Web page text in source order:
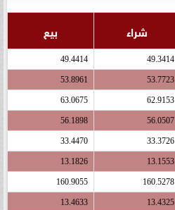
شراء بيع
49.3414
49.4414
53.7723
53.8961
62.9153
63.0675
56.0507
56.1898
33.3726
33.4470
13.1553
13.1826
160.5278
160.9055
13.4325
13.4633